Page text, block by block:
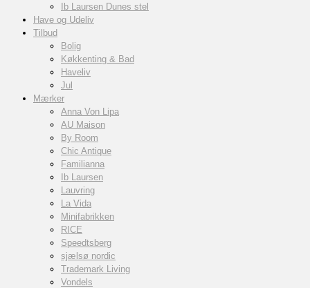
Ib Laursen Dunes stel
Have og Udeliv
Tilbud
Bolig
Køkkenting & Bad
Haveliv
Jul
Mærker
Anna Von Lipa
AU Maison
By Room
Chic Antique
Familianna
Ib Laursen
Lauvring
La Vida
Minifabrikken
RICE
Speedtsberg
sjælsø nordic
Trademark Living
Vondels